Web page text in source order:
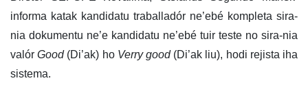
informa katak kandidatu traballadór ne’ebé kompleta sira-
nia dokumentu ne’e kandidatu ne’ebé tuir teste no sira-nia
valórGood(Di’ak) ho Verry good (Di’ak liu), hodi rejista iha
sistema.